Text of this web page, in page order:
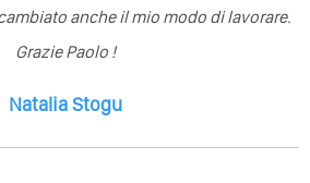
anche il mio modo di lavorare.
Grazie Paolo !
Natalia Stogu